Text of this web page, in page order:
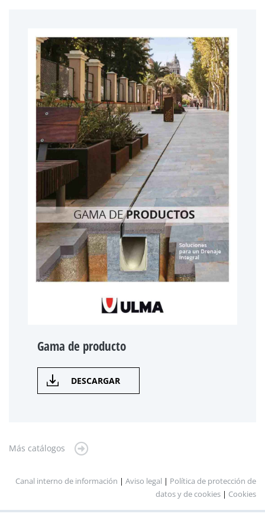
Gama de producto
DESCARGAR
Más catálogos
Canal interno de información | Aviso legal | Política de protección de
datos y de cookies | Cookies